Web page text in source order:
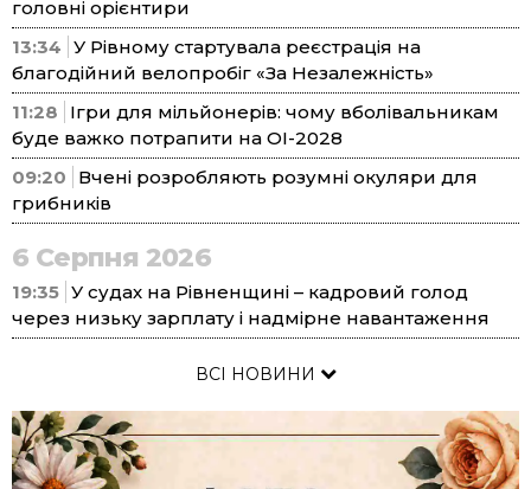
головні орієнтири
13:34 У Рівному стартувала реєстрація на
благодійний велопробіг «За Незалежність»
11:28
Ігри для мільйонерів: чому вболівальникам
буде важко потрапити на ОІ-2028
09:20
Вчені розробляють розумні окуляри для
грибників
6 Серпня 2026
19:35 У судах на Рівненщині – кадровий голод
через низьку зарплату і надмірне навантаження
ВСІ НОВИНИ